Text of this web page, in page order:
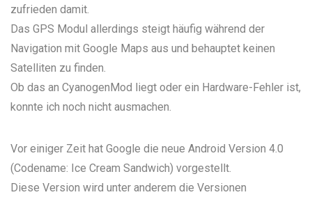
zufrieden damit.
Das GPS Modul allerdings steigt häufig während der
Navigation mit Google Maps aus und behauptet keinen
Satelliten zu finden.
Ob das an CyanogenMod liegt oder ein Hardware-Fehler ist,
konnte ich noch nicht ausmachen.
Vor einiger Zeit hat Google die neue Android Version 4.0
(Codename: Ice Cream Sandwich) vorgestellt.
Diese Version wird unter anderem die Versionen